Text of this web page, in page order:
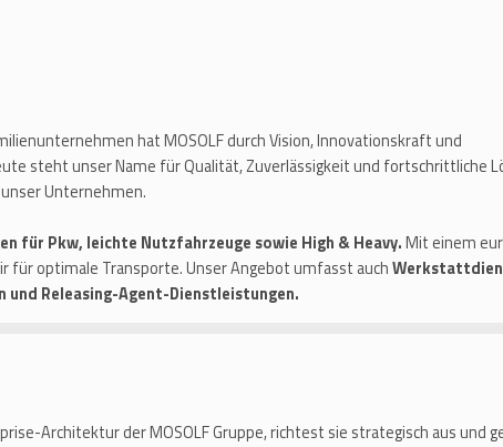
hat MOSOLF durch Vision, Innovationskraft und
steht unser Name für Qualität, Zuverlässigkeit und fortschrittliche
unser Unternehmen.
für Pkw, leichte Nutzfahrzeuge sowie High & Heavy.Mit einem
optimale Transporte. Unser Angebot umfasst auch
Releasing-Agent-Dienstleistungen.
Architektur der MOSOLF Gruppe, richtest sie strategisch aus und